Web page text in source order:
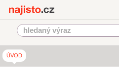
ÚVOD